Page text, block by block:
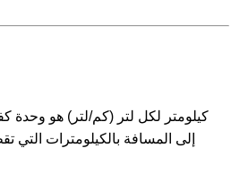
كيلومتر لكل لتر (كم/لتر) هو وحدة
إلى المسافة بالكيلومترات التي